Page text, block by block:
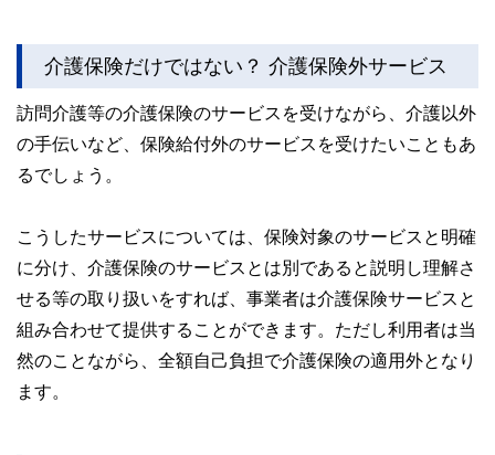
介護保険だけではない？ 介護保険外サービス
訪問介護等の介護保険のサービスを受けながら、介護以外
の手伝いなど、保険給付外のサービスを受けたいこともあ
るでしょう。
こうしたサービスについては、保険対象のサービスと明確
に分け、介護保険のサービスとは別であると説明し理解さ
せる等の取り扱いをすれば、事業者は介護保険サービスと
組み合わせて提供することができます。ただし利用者は当
然のことながら、全額自己負担で介護保険の適用外となり
ます。